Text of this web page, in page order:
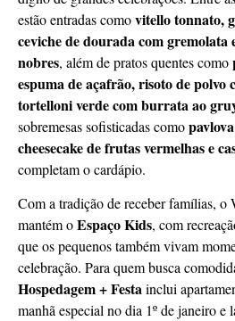
estão entradas comovitello tonnato,
ceviche de dourada com gremolata
nobres, além de pratos quentes como
espuma de açafrão, risoto de polvo
tortelloni verde com burrata ao
sobremesas sofisticadas como
cheesecake de frutas vermelhas e
completam o cardápio.
Com a tradição de receber famílias, o
mantém oEspaço Kids, com
que os pequenos também vivam
celebração. Para quem busca
Hospedagem + Festainclui
manhã especial no dia 1º de janeiro e